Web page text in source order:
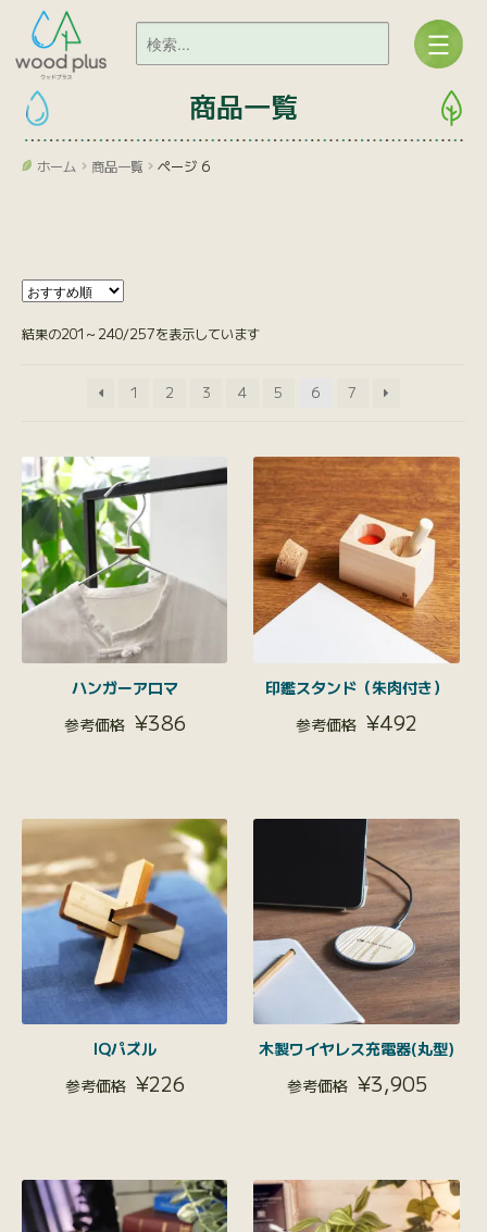
商品一覧
ホーム 商品一覧 ページ 6
結果の201～240/257を表示しています
1 2 3 4 5 6 7
ハンガーアロマ
¥386
印鑑スタンド（朱肉付き）
¥492
IQパズル
¥226
木製ワイヤレス充電器(丸型)
¥3,905